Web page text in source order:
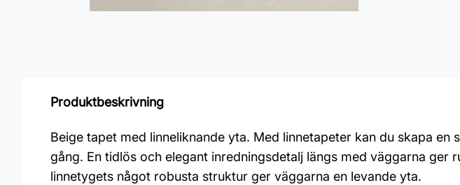
Produktbeskrivning
Beige tapet med linneliknande yta. Med linnetapeter kan du skapa
gång. En tidlös och elegant inredningsdetalj längs med väggarna
linnetygets något robusta struktur ger väggarna en levande yta.